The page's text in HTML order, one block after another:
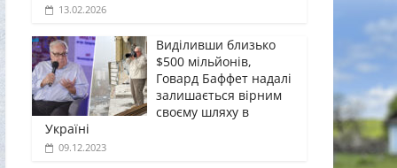
13.02.2026
Виділивши близько
$500 мільйонів,
Говард Баффет надалі
залишається вірним
своєму шляху в
Україні
09.12.2023